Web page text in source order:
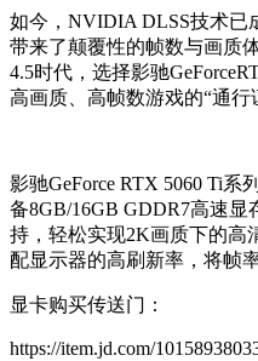
如今，NVIDIA DLSS技术已
带来了颠覆性的帧数与画质
4.5时代，选择影驰
高画质、高帧数游戏的“通行
影驰GeForce RTX 5060 Ti系
备8GB/16GB GDDR7高速显
持，轻松实现2K画质下的高
配显示器的高刷新率，将帧
显卡购买传送门：
https://item.jd.com/